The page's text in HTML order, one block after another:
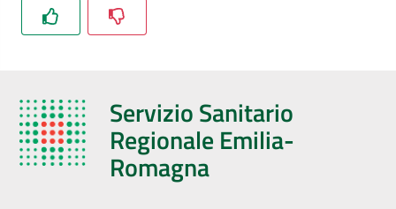
Carta
dei
Dedicato
a...
Bandi
Servizio Sanitario
Regionale Emilia-
Romagna